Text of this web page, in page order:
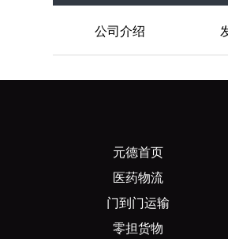
公司介绍
元德首页
医药物流
门到门运输
零担货物